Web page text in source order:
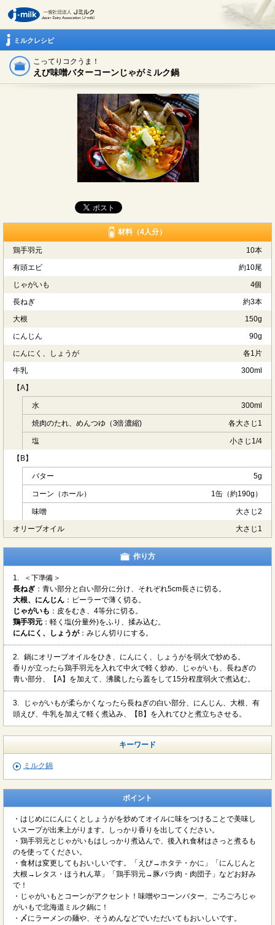
ミルクレシピ
こってりコクうま！
えび味噌バターコーンじゃがミルク鍋
材料（4人分）
鶏手羽元
10本
有頭エビ
約10尾
じゃがいも
4個
長ねぎ
約3本
大根
150g
にんじん
90g
にんにく、しょうが
各1片
牛乳
300ml
【A】
水 300ml
焼肉のたれ、めんつゆ（3倍濃縮) 各大さじ1
塩
小さじ1/4
【B】
バター 5g
コーン（ホール） 1缶（約190g）
味噌
大さじ2
オリーブオイル
大さじ1
作り方
1.
＜下準備＞
長ねぎ ：青い部分と白い部分に分け、それぞれ5cm長さに切る。
大根、にんじん ：ピーラーで薄く切る。
じゃがいも ：皮をむき、4等分に切る。
鶏手羽元 ：軽く塩(分量外)をふり、揉み込む。
にんにく、しょうが：みじん切りにする。
2. 鍋にオリーブオイルをひき、にんにく、しょうがを弱火で炒める。
香りが立ったら鶏手羽元を入れて中火で軽く炒め、じゃがいも、長ねぎの
青い部分、【A】を加えて、沸騰したら蓋をして15分程度弱火で煮込む。
3.
じゃがいもが柔らかくなったら長ねぎの白い部分、にんじん、大根、有
頭えび、牛乳を加えて軽く煮込み、【B】を入れてひと煮立ちさせる。
キーワード
ミルク鍋
ポイント
・はじめににんにくとしょうがを炒めてオイルに味をつけることで美味し
いスープが出来上がります。しっかり香りを出してください。
・鶏手羽元とじゃがいもはしっかり煮込んで、後入れ食材はさっと煮るも
のを使ってください。
・食材は変更してもおいしいです。「えび→ホタテ・かに」「にんじんと
大根→レタス・ほうれん草」「鶏手羽元→豚バラ肉・肉団子」などお好み
で！
・じゃがいもとコーンがアクセント！味噌やコーンバター、ごろごろじゃ
がいもで北海道ミルク鍋に！
・〆にラーメンの麺や、そうめんなどでいただいてもおいしいです。